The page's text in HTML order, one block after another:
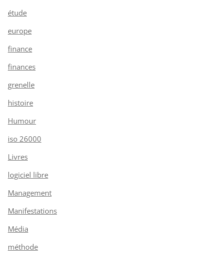
étude
europe
finance
finances
grenelle
histoire
Humour
iso 26000
Livres
logiciel libre
Management
Manifestations
Média
méthode